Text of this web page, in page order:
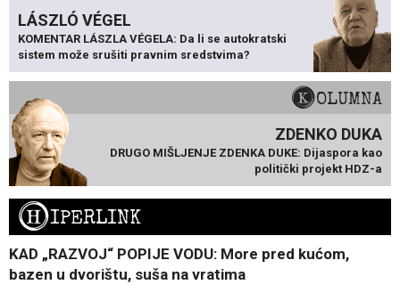
LÁSZLÓ VÉGEL
KOMENTAR LÁSZLA VÉGELA: Da li se autokratski
sistem može srušiti pravnim sredstvima?
KOLUMNA
ZDENKO DUKA
DRUGO MIŠLJENJE ZDENKA DUKE: Dijaspora kao
politički projekt HDZ-a
HIPERLINK
KAD „RAZVOJ“ POPIJE VODU: More pred kućom,
bazen u dvorištu, suša na vratima